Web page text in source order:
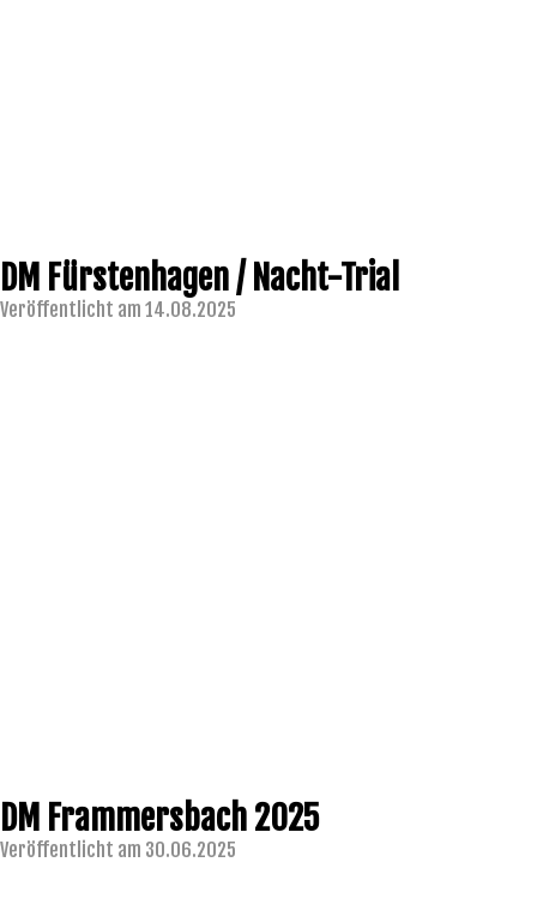
DM Fürstenhagen / Nacht-Trial
Veröffentlicht am 14.08.2025
DM Frammersbach 2025
Veröffentlicht am 30.06.2025